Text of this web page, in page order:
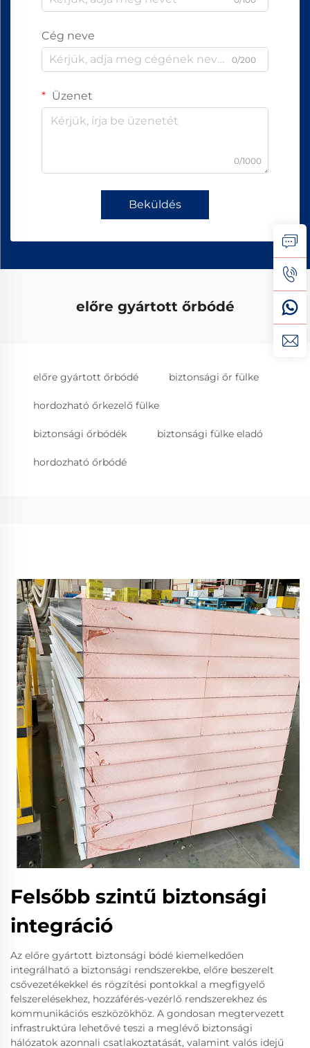
Cég neve
0/200
Üzenet
0/1000
Beküldés
előre gyártott őrbódé
előre gyártott őrbódé biztonsági őr fülke
hordozható őrkezelő fülke
biztonsági őrbódék biztonsági fülke eladó
hordozható őrbódé
Felsőbb szintű biztonsági
integráció
Az előre gyártott biztonsági bódé kiemelkedően
integrálható a biztonsági rendszerekbe, előre beszerelt
csővezetékekkel és rögzítési pontokkal a megfigyelő
felszerelésekhez, hozzáférés-vezérlő rendszerekhez és
kommunikációs eszközökhöz. A gondosan megtervezett
infrastruktúra lehetővé teszi a meglévő biztonsági
hálózatok azonnali csatlakoztatását, valamint valós idejű